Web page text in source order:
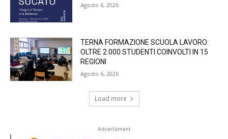
Agosto 6, 2026
TERNA FORMAZIONE SCUOLA LAVORO:
OLTRE 2.000 STUDENTI COINVOLTI IN 15
REGIONI
Agosto 6, 2026
Load more
Advertisment